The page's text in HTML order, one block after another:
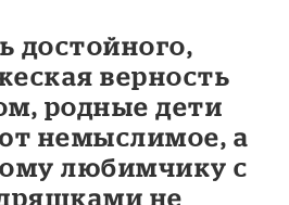
достойного,
верность
родные дети
немыслимое, а
любимчику с
не